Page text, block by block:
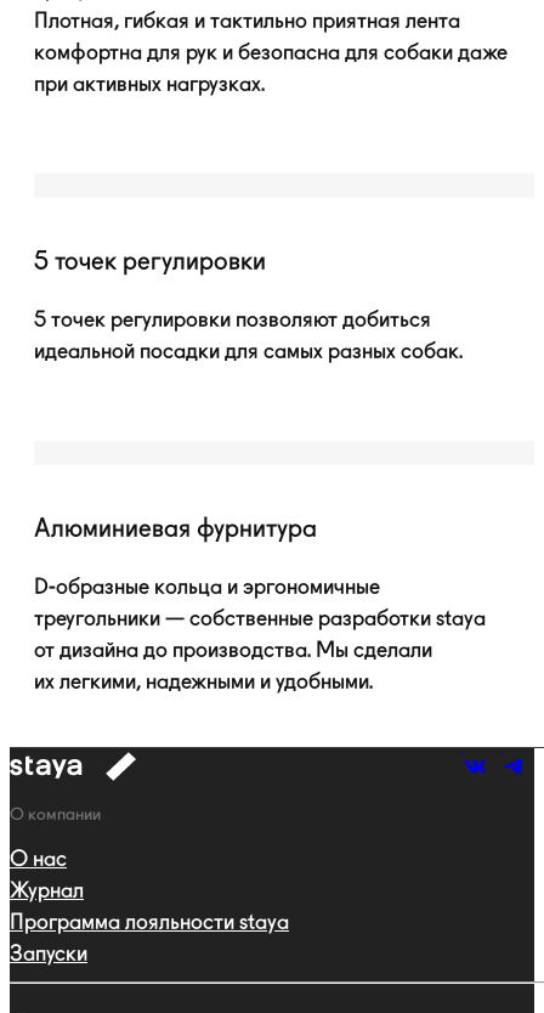
Плотная, гибкая и тактильно приятная лента
комфортна для рук и безопасна для собаки даже
при активных нагрузках.
5 точек регулировки
5 точек регулировки позволяют добиться
идеальной посадки для самых разных собак.
Алюминиевая фурнитура
D-образные кольца и эргономичные
треугольники — собственные разработки staya
от дизайна до производства. Мы сделали
их легкими, надежными и удобными.
к
Навигация
О компании
О нас
Журнал
Программа лояльности staya
Запуски